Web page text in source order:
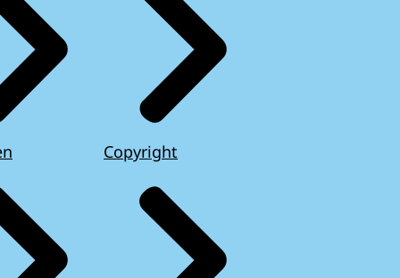
Copyright